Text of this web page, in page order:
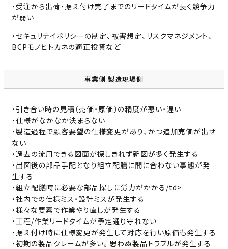
・受注から出荷・据え付け完了までのリードタイムが長く競争力
が弱い
・セキュリテイポリシーの制定、被害想定、リスクマネジメント、
BCPモノヒトカネの適正投資など
事業側 製造現場側
・引き合い時の見積（売価・原価）の精度が悪い・遅い
・仕様がなかなか決まらない
・製造過程で顧客要望の仕様変更があり、かつ追加売価が出せ
ない
・過去の流用できる図面が探しきれず新図が多く発生する
・出図後の部品手配となり組立配膳に間に合わない事態が発
生する
・組立配膳時に必要な部品探しに労力がかかる/td>
・社内での仕様ミス・設計ミスが発生する
・様々な要素で作業やり直しが発生する
・工程/作業リードタイムが予定通り守れない
・据え付け時に仕様変更が発生して対応を行い原価も発生する
・初期の製品クレームが多い。思わぬ製品トラブルが発生する